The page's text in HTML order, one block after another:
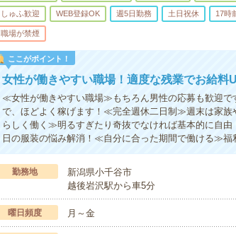
しゅふ歓迎 WEB登録OK 週5日勤務 土日祝休 17時
職場が禁煙
ここがポイント！
女性が働きやすい職場！適度な残業でお給料
≪女性が働きやすい職場≫もちろん男性の応募も歓迎
で、ほどよく稼げます！≪完全週休二日制≫週末は家
らしく働く≫明るすぎたり奇抜でなければ基本的に自
日の服装の悩み解消！≪自分に合った期間で働ける≫福
勤務地
新潟県小千谷市
越後岩沢駅から車5分
曜日頻度 月～金